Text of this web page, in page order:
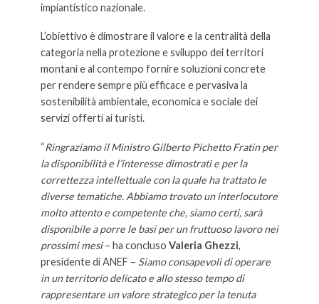
impiantistico nazionale.
L’obiettivo è dimostrare il valore e la centralità della
categoria nella protezione e sviluppo dei territori
montani e al contempo fornire soluzioni concrete
per rendere sempre più efficace e pervasiva la
sostenibilità ambientale, economica e sociale dei
servizi offerti ai turisti.
“Ringraziamo il Ministro Gilberto Pichetto Fratin per
la disponibilità e l’interesse dimostrati e per la
correttezza intellettuale con la quale ha trattato le
diverse tematiche. Abbiamo trovato un interlocutore
molto attento e competente che, siamo certi, sarà
disponibile a porre le basi per un fruttuoso lavoro nei
prossimi mesi– ha concluso Valeria Ghezzi,
presidente di ANEF – Siamo consapevoli di operare
in un territorio delicato e allo stesso tempo di
rappresentare un valore strategico per la tenuta